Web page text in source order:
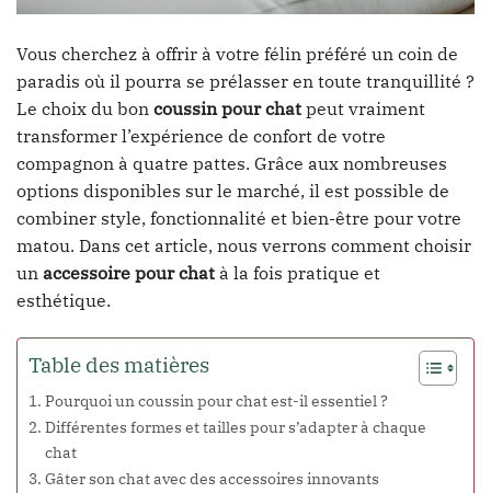
Vous cherchez à offrir à votre félin préféré un coin de
paradis où il pourra se prélasser en toute tranquillité ?
Le choix du bon coussin pour chat peut vraiment
transformer l’expérience de confort de votre
compagnon à quatre pattes. Grâce aux nombreuses
options disponibles sur le marché, il est possible de
combiner style, fonctionnalité et bien-être pour votre
matou. Dans cet article, nous verrons comment choisir
un accessoire pour chat à la fois pratique et
esthétique.
Table des matières
Pourquoi un coussin pour chat est-il essentiel ?
Différentes formes et tailles pour s’adapter à chaque
chat
Gâter son chat avec des accessoires innovants